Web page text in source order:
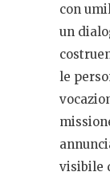
con
un
le
visibile